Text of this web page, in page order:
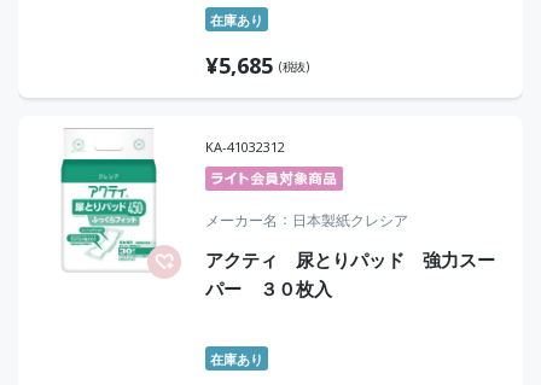
在庫あり
¥5,685 (税抜)
KA-41032312
メーカー名 日本製紙クレシア
アクティ 尿とりパッド 強力スー
パー ３０枚入
在庫あり